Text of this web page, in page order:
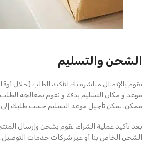
الشحن والتسليم
نقوم بالإتصال مباشرة بك لتأكيد الطلب (خلال
موعد و مكان التسليم بدقة و نقوم بمعالجة
ممكن. يمكن تأجيل موعد التسليم حسب طلبك إلى
بعد تأكيد عملية الشراء، نقوم بشحن وإرسال
الشحن الخاص بنا أو عبر شركات خدمات